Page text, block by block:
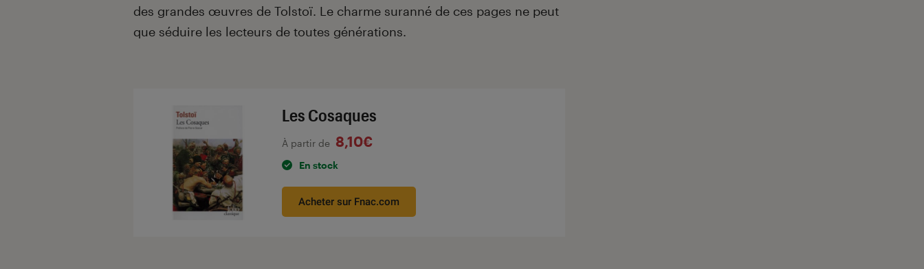
des grandes œuvres de Tolstoï. Le charme suranné de ces pages ne peut
que séduire les lecteurs de toutes générations.
Les Cosaques
À partir de 8,10€
En stock
Acheter sur Fnac.com